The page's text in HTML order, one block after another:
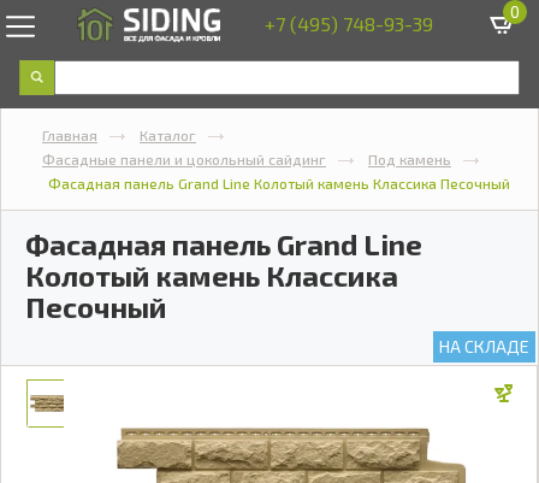
+7 (495) 748-93-39 0
Главная
Каталог
Фасадные панели и цокольный сайдинг
Под камень
Фасадная панель Grand Line Колотый камень Классика Песочный
Фасадная панель Grand Line
Колотый камень Классика
Песочный
НА СКЛАДЕ